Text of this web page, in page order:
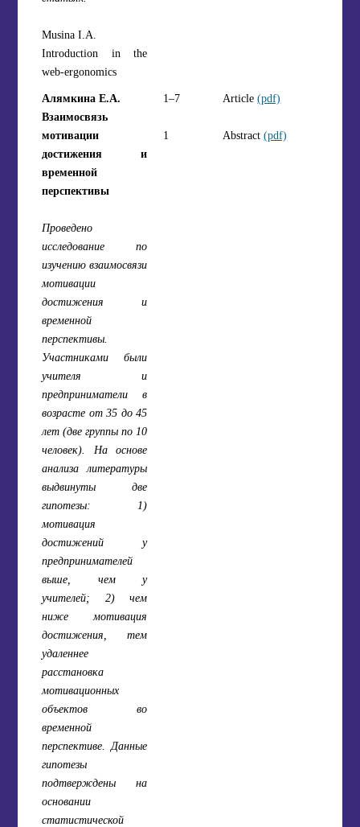
Musina I.A.
Introduction in the
web-ergonomics
Алямкина Е.А.
Взаимосвязь
мотивации
достижения и
временной
перспективы
Проведено
исследование по
изучению взаимосвязи
мотивации
достижения и
временной
перспективы.
Участниками были
учителя и
предприниматели в
возрасте от 35 до 45
лет (две группы по 10
человек). На основе
анализа литературы
выдвинуты две
гипотезы: 1)
мотивация
достижений у
предпринимателей
выше, чем у
учителей; 2) чем
ниже мотивация
достижения, тем
удаленнее
расстановка
мотивационных
объектов во
временной
перспективе. Данные
гипотезы
подтверждены на
основании
статистической
1–7
1
Article(pdf)
Abstract(pdf)